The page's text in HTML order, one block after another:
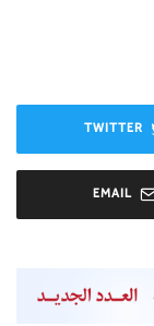
TWITTER
EMAIL